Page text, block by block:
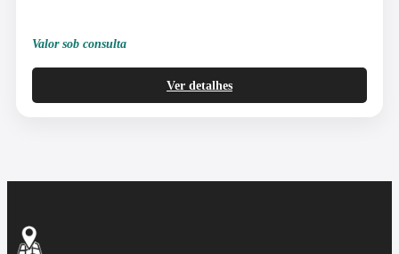
Valor sob consulta
Ver detalhes